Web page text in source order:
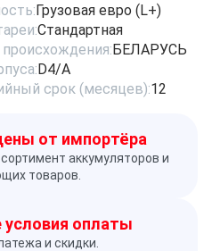
Грузовая евро (L+)
Стандартная
БЕЛАРУСЬ
D4/A
срок (месяцев):12
от импортёра
аккумуляторов и
товаров.
оплаты
и скидки.